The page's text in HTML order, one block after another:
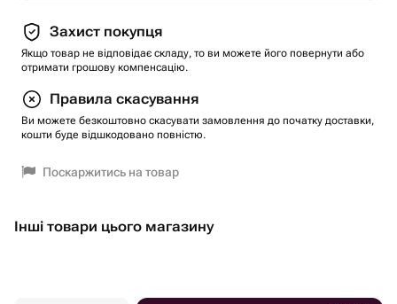
Захист покупця
Якщо товар не відповідає складу, то ви можете його повернути або
отримати грошову компенсацію.
Правила скасування
Ви можете безкоштовно скасувати замовлення до початку доставки,
кошти буде відшкодовано повністю.
Поскаржитись на товар
Інші товари цього магазину